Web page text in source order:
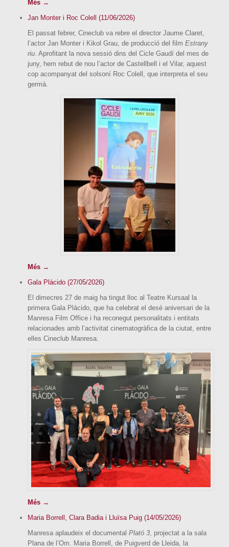
Més →
Jan Monter i Roc Colell (11/06/2026)
El passat febrer, Cineclub va rebre el director Jaume Claret,
l’actor Jan Monter i Kikol Grau, de producció del film Estrany
riu . Aprofitant la nova sessió dins del Cicle Gaudí del mes de
juny, hem rebut de nou l’actor de Castellbell i el Vilar, aquest
cop acompanyat del solsoní Roc Colell, que interpreta el seu
germà.
Més →
Gala Plácido (27/05/2026)
El dimecres 27 de maig ha tingut lloc al Teatre Kursaal la
primera Gala Plácido, que ha celebrat el desè aniversari de la
Manresa Film Office i ha reconegut personalitats i entitats
relacionades amb l’activitat cinematogràfica de la ciutat, entre
elles Cineclub Manresa.
Més →
Maria Borrell, Clara Badia i Lluïsa Puig (14/05/2026)
Manresa aplaudeix el documental Plató 3 , projectat a la sala
Plana de l’Om. Maria Borrell, de Puigverd de Lleida, la